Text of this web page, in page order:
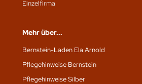
Einzelfirma
Mehr über...
Bernstein-Laden Ela Arnold
Pflegehinweise Bernstein
Pflegehinweise Silber